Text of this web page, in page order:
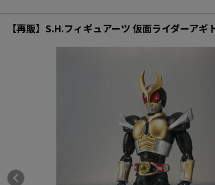
【再販】S.H.フィギュアーツ 仮面ライダーアギ